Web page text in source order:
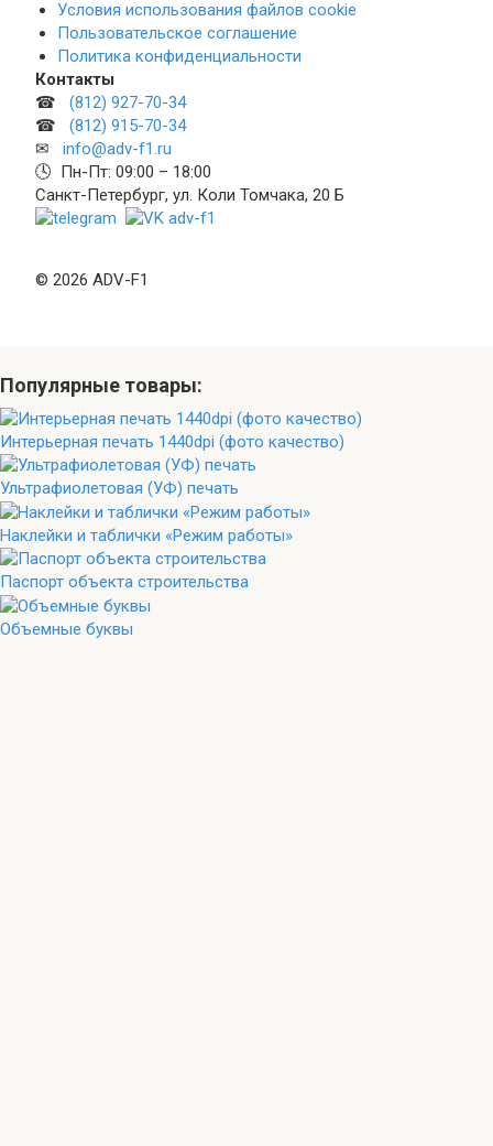
Условия использования файлов cookie
Пользовательское соглашение
Политика конфиденциальности
Контакты
☎ (812) 927-70-34
☎ (812) 915-70-34
✉ info@adv-f1.ru
🕓 Пн-Пт: 09:00 – 18:00
Санкт-Петербург, ул. Коли Томчака, 20 Б
© 2026 ADV-F1
Популярные товары:
Интерьерная печать 1440dpi (фото качество)
Ультрафиолетовая (УФ) печать
Наклейки и таблички «Режим работы»
Паспорт объекта строительства
Объемные буквы